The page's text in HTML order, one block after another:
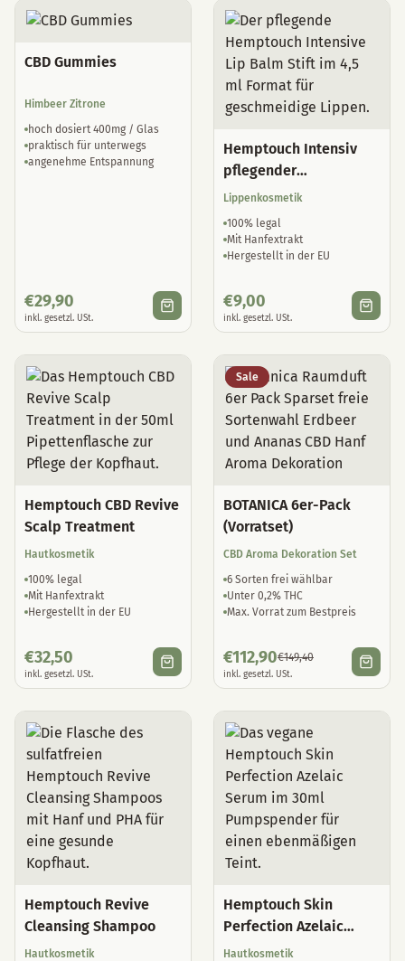
CBD Gummies
Himbeer Zitrone
hoch dosiert 400mg / Glas
praktisch für unterwegs
angenehme Entspannung
€29,90
inkl. gesetzl. USt.
Hemptouch Intensiv
pflegender
Lippenbalsam
Lippenkosmetik
100% legal
Mit Hanfextrakt
Hergestellt in der EU
€9,00
inkl. gesetzl. USt.
Hemptouch CBD Revive
Scalp Treatment
Hautkosmetik
100% legal
Mit Hanfextrakt
Hergestellt in der EU
€32,50
inkl. gesetzl. USt.
Sale
BOTANICA 6er-Pack
(Vorratset)
CBD Aroma Dekoration Set
6 Sorten frei wählbar
Unter 0,2% THC
Max. Vorrat zum Bestpreis
€112,90€149,40
inkl. gesetzl. USt.
Hemptouch Revive
Cleansing Shampoo
Hautkosmetik
Hemptouch Skin
Perfection Azelaic
Serum
Hautkosmetik